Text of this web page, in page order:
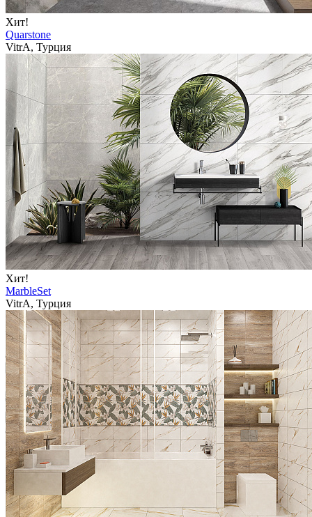
Хит!
Quarstone
VitrA, Турция
Хит!
MarbleSet
VitrA, Турция